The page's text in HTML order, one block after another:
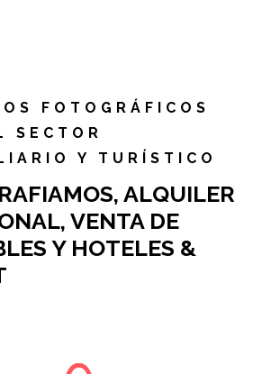
FOTOGRÁFICOS
SECTOR
Y TURÍSTICO
ALQUILER
VENTA DE
Y HOTELES &